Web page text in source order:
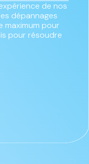
de nos
dépannages
maximum pour
pour résoudre